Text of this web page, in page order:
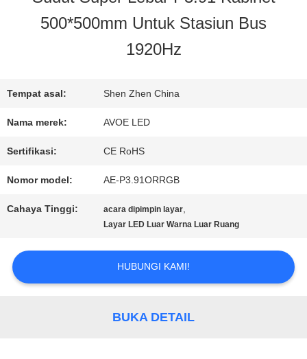
KONTROL
HUBUNGI
KAMI
BERITA
KASUS-
KASUS
500*500mm Untuk Stasiun Bus
1920Hz
Tempat asal: Shen Zhen China
Nama merek: AVOE LED
Sertifikasi: CE RoHS
Nomor model: AE-P3.91ORRGB
Cahaya Tinggi: acara dipimpin layar,
Layar LED Luar Warna Luar Ruang
HUBUNGI KAMI!
BUKA DETAIL